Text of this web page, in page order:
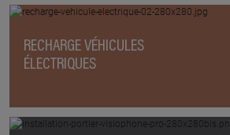
RECHARGE VÉHICULES
ÉLECTRIQUES